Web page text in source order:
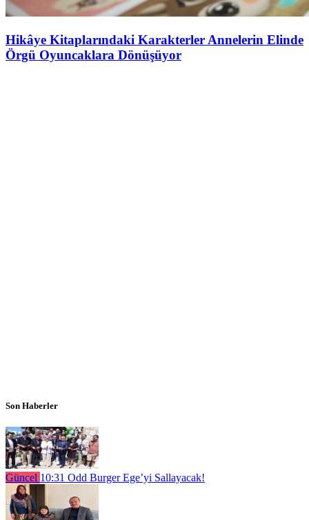
Hikâye Kitaplarındaki Karakterler Annelerin Elinde
Örgü Oyuncaklara Dönüşüyor
Son Haberler
Güncel 10:31 Odd Burger Ege’yi Sallayacak!